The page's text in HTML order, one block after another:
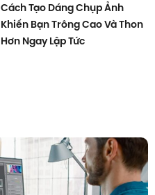
Cách Tạo Dáng Chụp Ảnh
Khiến Bạn Trông Cao Và Thon
Hơn Ngay Lập Tức